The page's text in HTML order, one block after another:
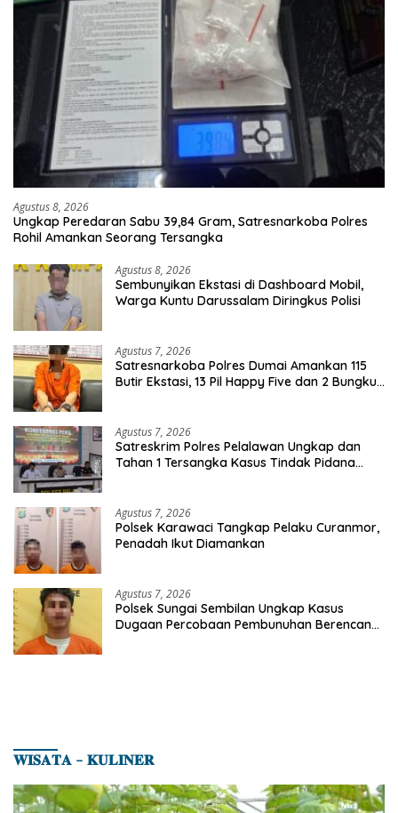
Agustus 8, 2026
Ungkap Peredaran Sabu 39,84 Gram, Satresnarkoba Polres
Rohil Amankan Seorang Tersangka
Agustus 8, 2026
Sembunyikan Ekstasi di Dashboard Mobil,
Warga Kuntu Darussalam Diringkus Polisi
Agustus 7, 2026
Satresnarkoba Polres Dumai Amankan 115
Butir Ekstasi, 13 Pil Happy Five dan 2 Bungkus
Agustus 7, 2026
Satreskrim Polres Pelalawan Ungkap dan
Tahan 1 Tersangka Kasus Tindak Pidana
Agustus 7, 2026
Polsek Karawaci Tangkap Pelaku Curanmor,
Penadah Ikut Diamankan
Agustus 7, 2026
Polsek Sungai Sembilan Ungkap Kasus
Dugaan Percobaan Pembunuhan Berencana,
𝐖𝐈𝐒𝐀𝐓𝐀 – 𝐊𝐔𝐋𝐈𝐍𝐄𝐑